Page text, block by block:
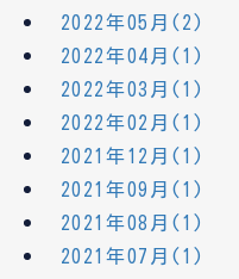
2022年05月(2)
2022年04月(1)
2022年03月(1)
2022年02月(1)
2021年12月(1)
2021年09月(1)
2021年08月(1)
2021年07月(1)